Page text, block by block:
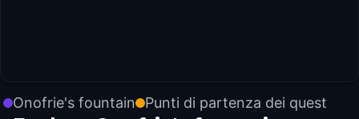
Onofrie's fountain Punti di partenza dei quest